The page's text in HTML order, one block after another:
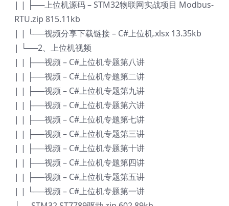
| | ├──上位机源码 – STM32物联网实战项目 Modbus-
RTU.zip 815.11kb
| | └──视频分享下载链接 – C#上位机.xlsx 13.35kb
| └──2、上位机视频
| | ├──视频 – C#上位机专题第八讲
| | ├──视频 – C#上位机专题第二讲
| | ├──视频 – C#上位机专题第九讲
| | ├──视频 – C#上位机专题第六讲
| | ├──视频 – C#上位机专题第七讲
| | ├──视频 – C#上位机专题第三讲
| | ├──视频 – C#上位机专题第十讲
| | ├──视频 – C#上位机专题第四讲
| | ├──视频 – C#上位机专题第五讲
| | └──视频 – C#上位机专题第一讲